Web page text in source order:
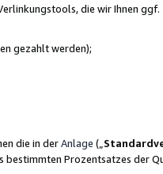
die wir Ihnen ggf.
gezahlt werden);
die in derAnlage („
bestimmten Prozentsatzes der